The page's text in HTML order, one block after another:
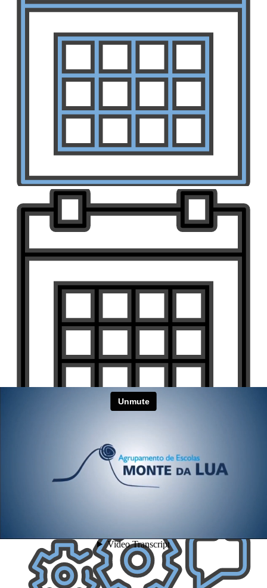
09:00 - 12:30 horas
14:00 - 15:30 horas
PORTARIA: 08:30 horas
AECS: 16:00 às 17:00